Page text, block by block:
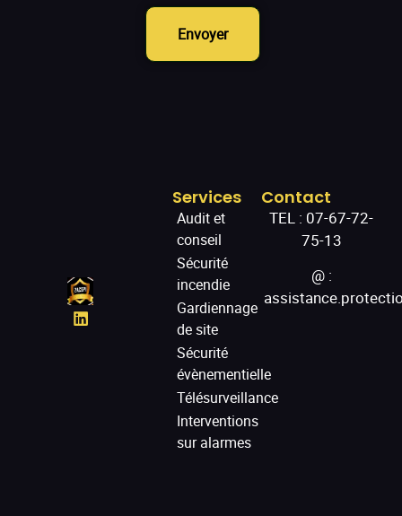
Envoyer
Services
Audit et
conseil
Sécurité
incendie
Gardiennage
de site
Sécurité
évènementielle
Télésurveillance
Interventions
sur alarmes
Contact
TEL : 07-67-72-
75-13
@ :